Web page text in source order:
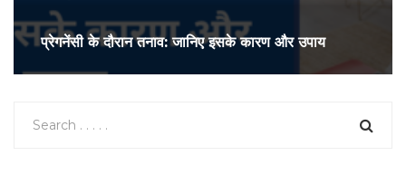
प्रेगनेंसी के दौरान तनाव: जानिए इसके कारण और उपाय